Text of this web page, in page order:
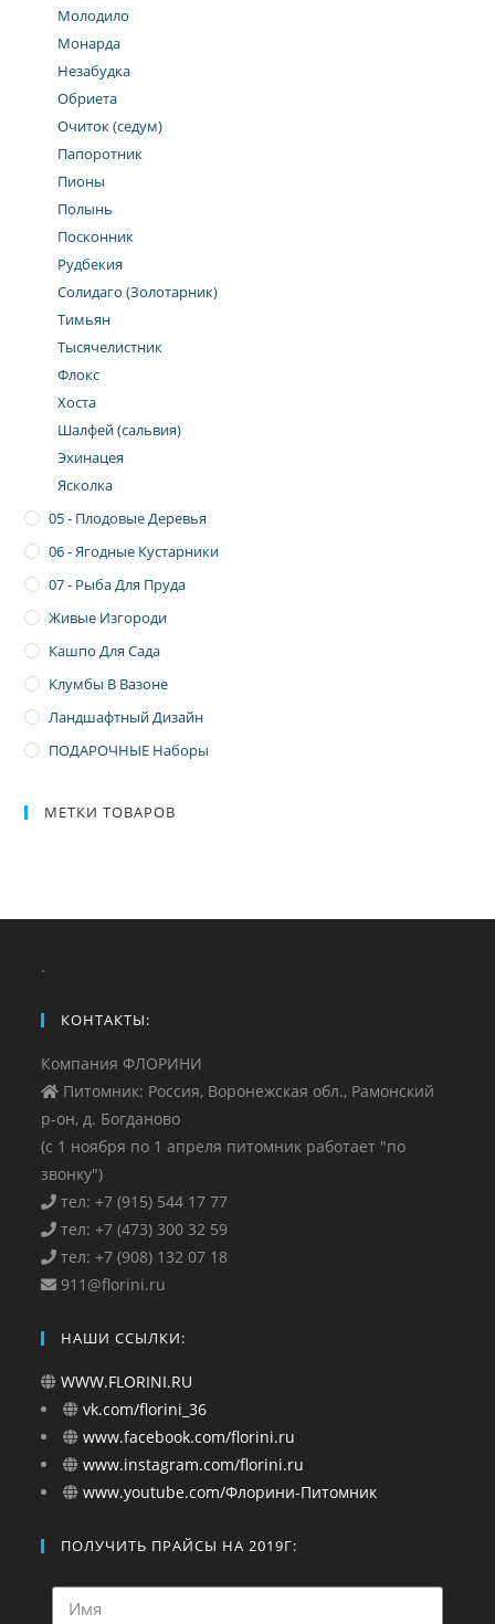
Молодило
Монарда
Незабудка
Обриета
Очиток (седум)
Папоротник
Пионы
Полынь
Посконник
Рудбекия
Солидаго (Золотарник)
Тимьян
Тысячелистник
Флокс
Хоста
Шалфей (сальвия)
Эхинацея
Ясколка
05 - Плодовые Деревья
06 - Ягодные Кустарники
07 - Рыба Для Пруда
Живые Изгороди
Кашпо Для Сада
Клумбы В Вазоне
Ландшафтный Дизайн
ПОДАРОЧНЫЕ Наборы
МЕТКИ ТОВАРОВ
.
КОНТАКТЫ:
Компания ФЛОРИНИ
Питомник: Россия, Воронежская обл., Рамонский
р-он, д. Богданово
(с 1 ноября по 1 апреля питомник работает "по
звонку")
тел: +7 (915) 544 17 77
тел: +7 (473) 300 32 59
тел: +7 (908) 132 07 18
911@florini.ru
НАШИ ССЫЛКИ:
WWW.FLORINI.RU
vk.com/florini_36
www.facebook.com/florini.ru
www.instagram.com/florini.ru
www.youtube.com/Флорини-Питомник
ПОЛУЧИТЬ ПРАЙСЫ НА 2019Г: